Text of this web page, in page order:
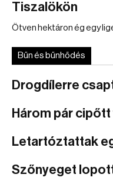
Tiszalökön
Ötven hektáron ég egy
Bűn és bűnhődés
Drogdílerre
Három pár cipőtt
Letartóztattak
Szőnyeget